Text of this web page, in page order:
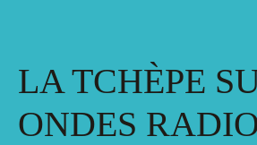
LA TCHÈPE
ONDES